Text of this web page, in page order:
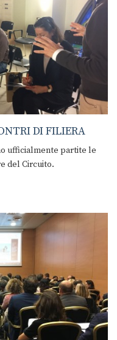
DI FILIERA
ufficialmente partite le
del Circuito.